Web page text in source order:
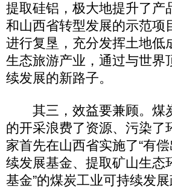
提取硅铝，极大地提升了产
和山西省转型发展的示范项
进行复垦，充分发挥土地低
生态旅游产业，通过与世界
续发展的新路子。
其三，效益要兼顾。煤
的开采浪费了资源、污染了
家首先在山西省实施了“有
续发展基金、提取矿山生态
基金”的煤炭工业可持续发